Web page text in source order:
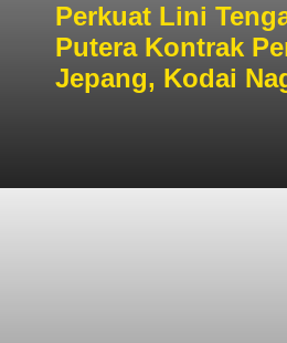
Perkuat Lini
Putera Kontrak
Jepang, Kodai